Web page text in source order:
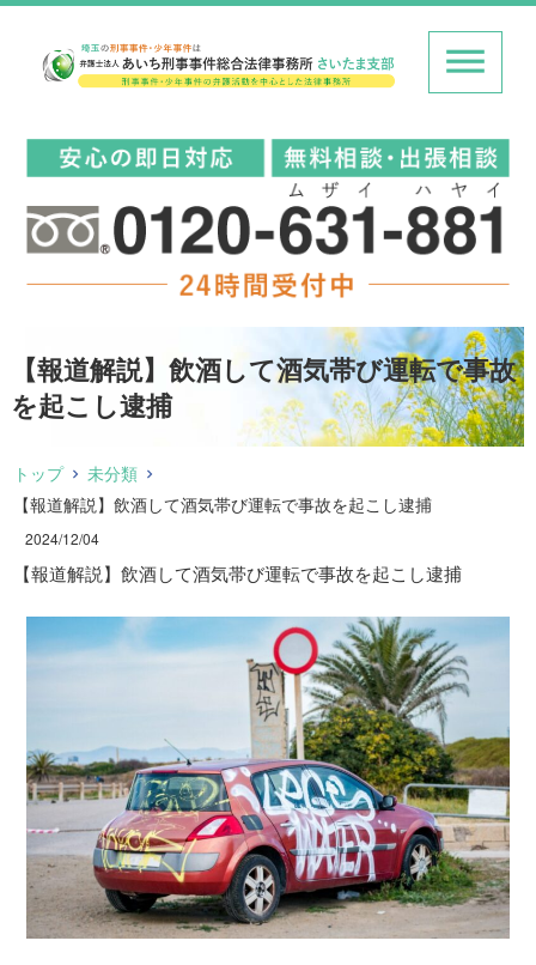
【報道解説】飲酒して酒気帯び運転で事故
を起こし逮捕
トップ
未分類
【報道解説】飲酒して酒気帯び運転で事故を起こし逮捕
2024/12/04
【報道解説】飲酒して酒気帯び運転で事故を起こし逮捕